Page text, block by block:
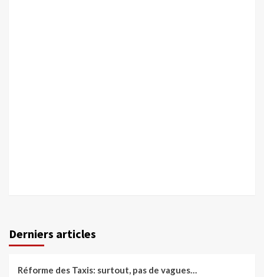
Derniers articles
Réforme des Taxis: surtout, pas de vagues…